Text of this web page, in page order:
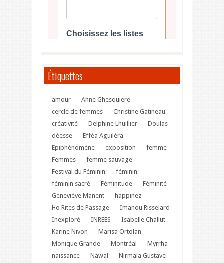
Étiquettes
amour
Anne Ghesquiere
cercle de femmes
Christine Gatineau
créativité
Delphine Lhuillier
Doulas
déesse
Efféa Aguiléra
Epiphénomène
exposition
femme
Femmes
femme sauvage
Festival du Féminin
féminin
féminin sacré
Féminitude
Féminité
Geneviève Manent
happinez
Ho Rites de Passage
Imanou Risselard
Inexploré
INREES
Isabelle Challut
Karine Nivon
Marisa Ortolan
Monique Grande
Montréal
Myrrha
naissance
Nawal Nirmala Gustave